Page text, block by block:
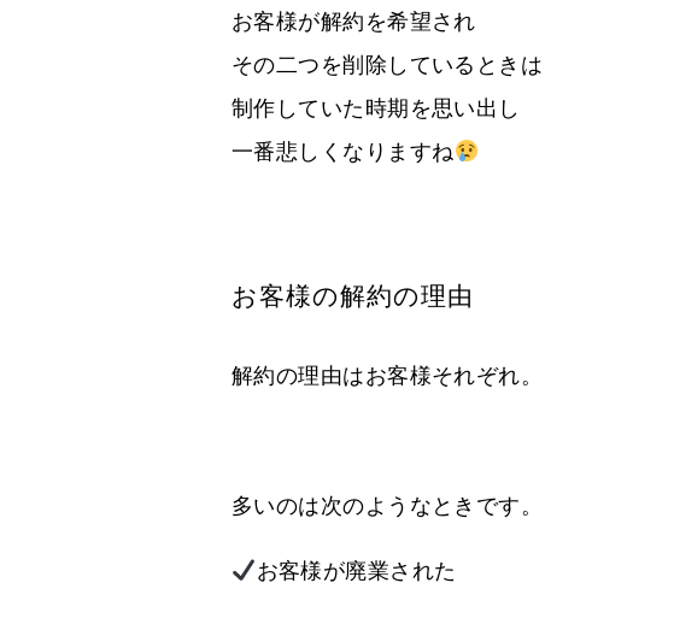
お客様が解約を希望され
その二つを削除しているときは
制作していた時期を思い出し
一番悲しくなりますね
お客様の解約の理由
解約の理由はお客様それぞれ。
多いのは次のようなときです。
お客様が廃業された